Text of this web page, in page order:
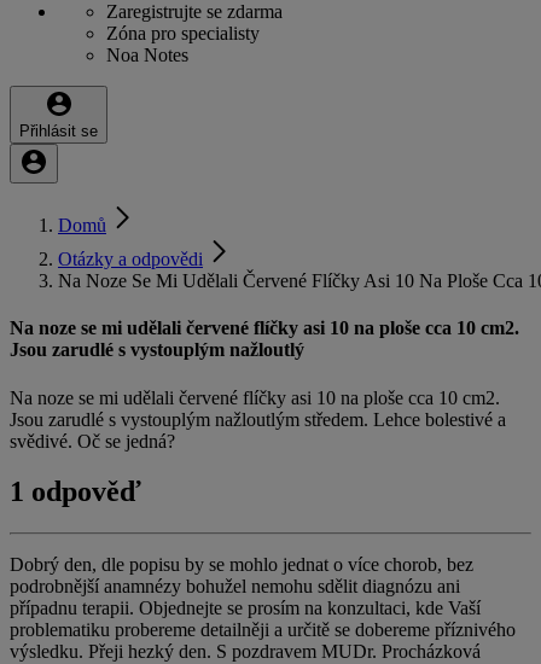
Zaregistrujte se zdarma
Zóna pro specialisty
Noa Notes
Přihlásit se
Domů
Otázky a odpovědi
Na Noze Se Mi Udělali Červené Flíčky Asi 10 Na Ploše Cca
Na noze se mi udělali červené flíčky asi 10 na ploše cca 10 cm2.
Jsou zarudlé s vystouplým nažloutlý
Na noze se mi udělali červené flíčky asi 10 na ploše cca 10 cm2.
Jsou zarudlé s vystouplým nažloutlým středem. Lehce bolestivé a
svědivé. Oč se jedná?
1 odpověď
Dobrý den, dle popisu by se mohlo jednat o více chorob, bez
podrobnější anamnézy bohužel nemohu sdělit diagnózu ani
případnu terapii. Objednejte se prosím na konzultaci, kde Vaší
problematiku probereme detailněji a určitě se dobereme příznivého
výsledku. Přeji hezký den. S pozdravem MUDr. Procházková